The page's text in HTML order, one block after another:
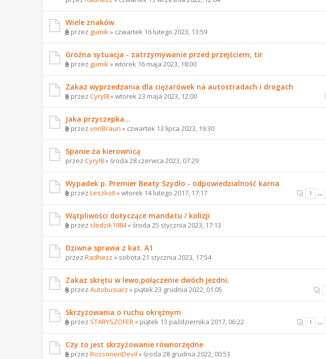
Wiele znaków
przez gumik » czwartek 16 lutego 2023, 13:59
Groźna sytuacja - zatrzymywanie przed przejściem, tir
przez gumik » wtorek 16 maja 2023, 18:00
Zakaz wyprzedzania dla ciężarówek na autostradach i drogach
przez Cyryl8» wtorek 23 maja 2023, 12:00
Jaka przyczepka...
przez vonBraun » czwartek 13 lipca 2023, 19:30
Spanie za kierownicą
przez Cyryl8» środa 28 czerwca 2023, 07:29
Wypadek p. Premier Beaty Szydło - odpowiedzialność karna
1 ...
przez LeszkoII » wtorek 14 lutego 2017, 17:17
Wątpliwości dotyczące mandatu / kolizji
przez sledzik1984» środa 25 stycznia 2023, 17:13
Dziwna sprawa z kat. A1
przez Radhezz » sobota 21 stycznia 2023, 17:54
Zakaz skrętu w lewo,połączenie dwóch jezdni.
przez Autobusiarz » piątek 23 grudnia 2022, 01:05
Skrzyżowania o ruchu okrężnym
1 ...
przez STARYSZOFER » piątek 13 października 2017, 06:22
Czy to jest skrzyżowanie równorzędne
przez RossoneriDevil » środa 28 grudnia 2022, 00:53